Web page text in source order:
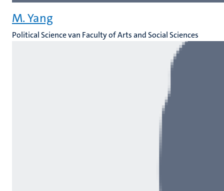
M. Yang
Political Science van Faculty of Arts and Social Sciences